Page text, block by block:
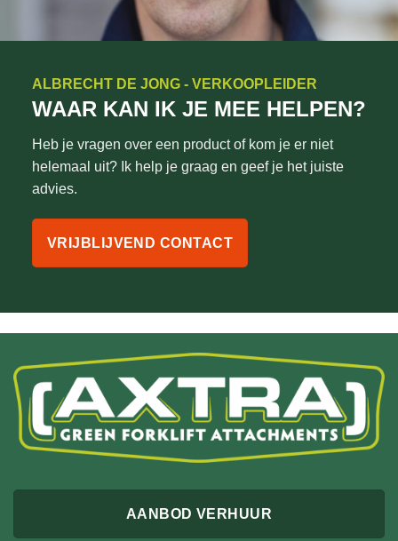
ALBRECHT DE JONG - VERKOOPLEIDER
WAAR KAN IK JE MEE HELPEN?
Heb je vragen over een product of kom je er niet
helemaal uit? Ik help je graag en geef je het juiste
advies.
VRIJBLIJVEND CONTACT
AANBOD VERHUUR